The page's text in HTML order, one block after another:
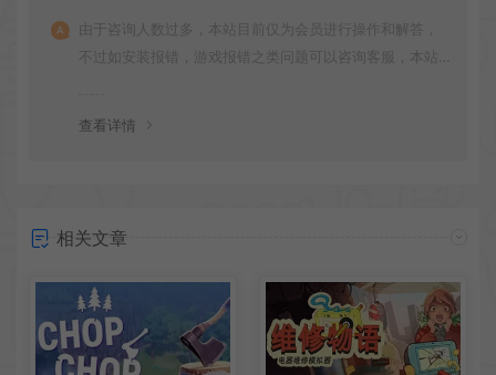
由于咨询人数过多，本站目前仅为会员进行操作和解答，
不过如安装报错，游戏报错之类问题可以咨询客服，本站
查看详情
相关文章